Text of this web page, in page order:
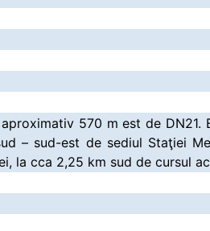
570 m est de
– sud-est de sediul Staţiei
la cca 2,25 km sud de cursul